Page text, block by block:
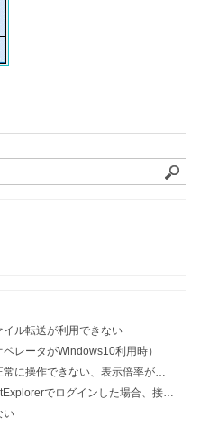
ル転送が利用できない
レータがWindows10利用時）
作できない、表示倍率がおかしい
した場合、接続中のままリモート接続できない
い